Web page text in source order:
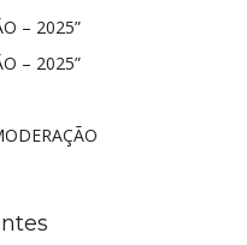
– 2025”
– 2025”